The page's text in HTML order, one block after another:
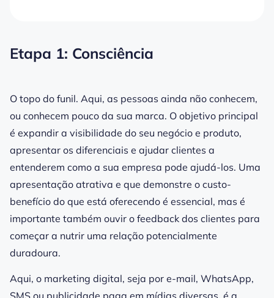
Etapa 1: Consciência
O topo do funil. Aqui, as pessoas ainda não conhecem,
ou conhecem pouco da sua marca. O objetivo principal
é expandir a visibilidade do seu negócio e produto,
apresentar os diferenciais e ajudar clientes a
entenderem como a sua empresa pode ajudá-los. Uma
apresentação atrativa e que demonstre o custo-
benefício do que está oferecendo é essencial, mas é
importante também ouvir o feedback dos clientes para
começar a nutrir uma relação potencialmente
duradoura.
Aqui, o marketing digital, seja por e-mail, WhatsApp,